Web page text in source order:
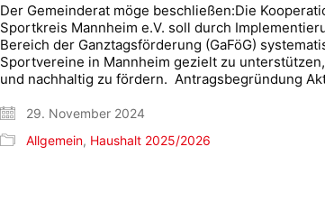
Der Gemeinderat möge beschließen:Die
Sportkreis Mannheim e.V. soll durch
Bereich der Ganztagsförderung (GaFöG)
Sportvereine in Mannheim gezielt zu
und nachhaltig zu fördern. Antragsbegründung
29. November 2024
Allgemein, Haushalt 2025/2026